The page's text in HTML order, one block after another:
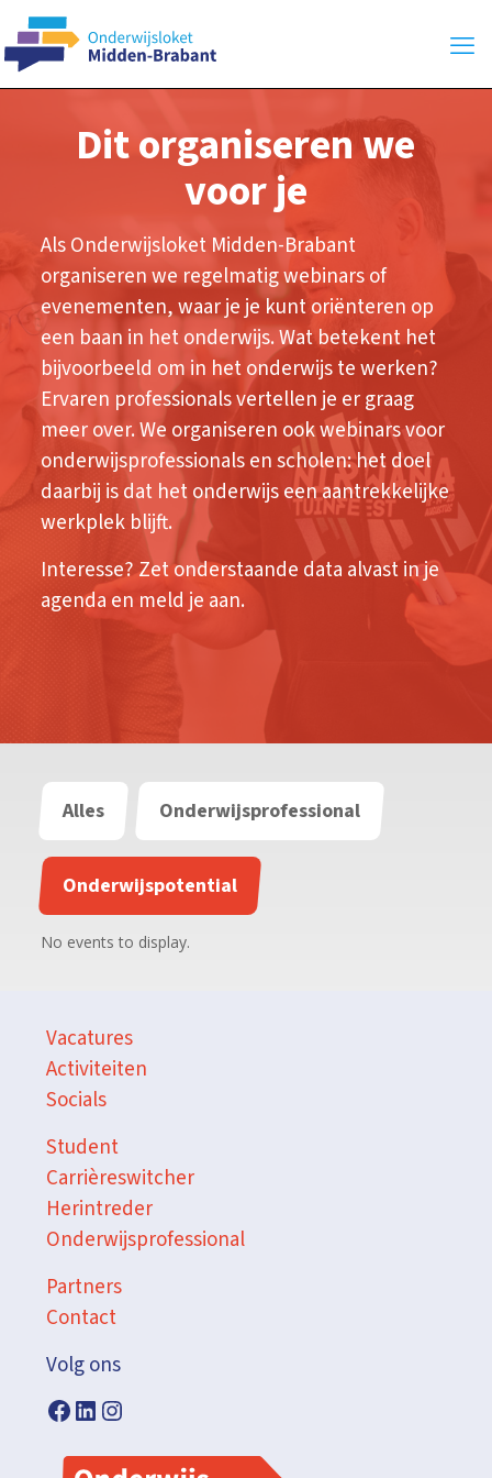
Dit organiseren we
voor je
Als Onderwijsloket Midden-Brabant
organiseren we regelmatig webinars of
evenementen, waar je je kunt oriënteren op
een baan in het onderwijs. Wat betekent het
bijvoorbeeld om in het onderwijs te werken?
Ervaren professionals vertellen je er graag
meer over. We organiseren ook webinars voor
onderwijsprofessionals en scholen: het doel
daarbij is dat het onderwijs een aantrekkelijke
werkplek blijft.
Interesse? Zet onderstaande data alvast in je
agenda en meld je aan.
Alles Onderwijsprofessional
Onderwijspotential
No events to display.
Vacatures
Activiteiten
Socials
Student
Carrièreswitcher
Herintreder
Onderwijsprofessional
Partners
Contact
Volg ons